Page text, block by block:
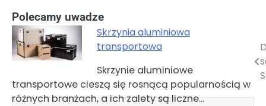
Polecamy uwadze
Skrzynia aluminiowa
transportowa
Skrzynie aluminiowe
transportowe cieszą się rosnącą popularnością w
różnych branżach, a ich zalety są liczne…
Nawigacja